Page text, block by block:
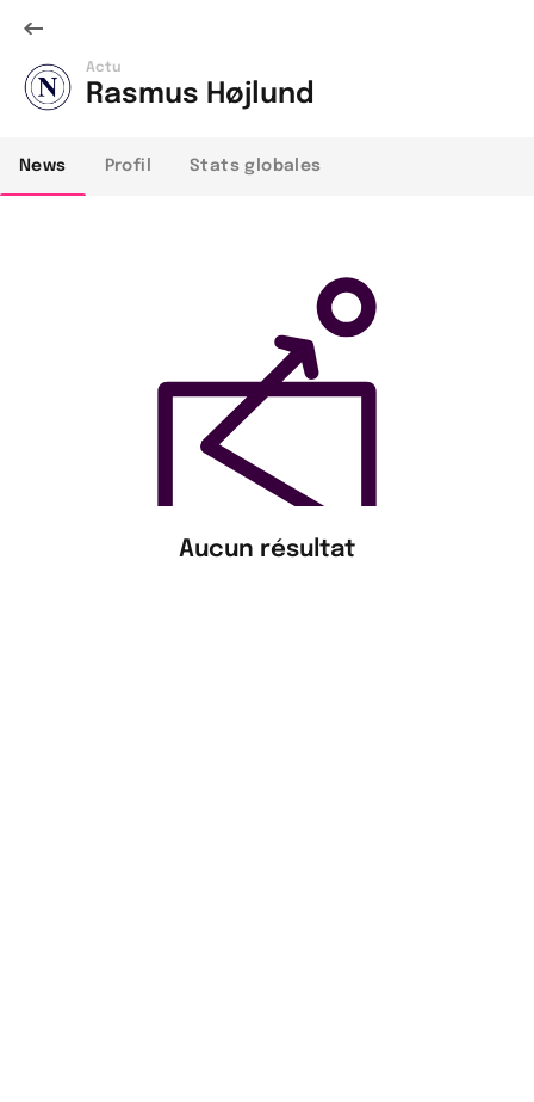
Actu
Rasmus Højlund
News Profil Stats globales
Aucun résultat